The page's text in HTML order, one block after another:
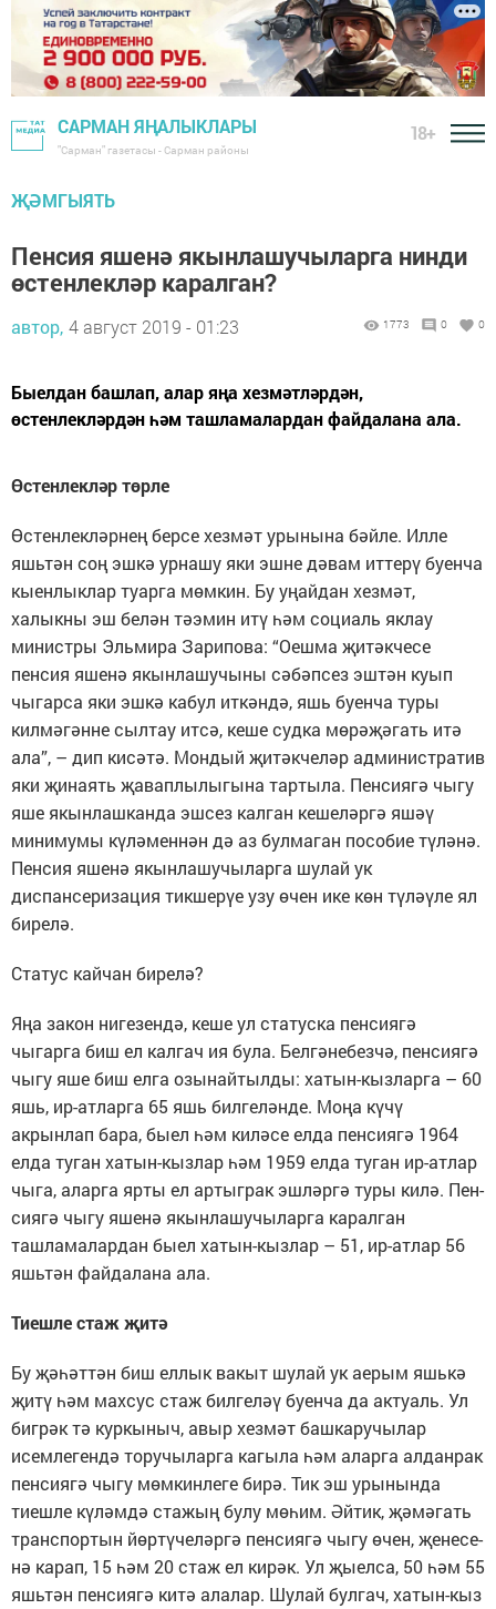
САРМАН ЯҢАЛЫКЛАРЫ
"Сарман" газетасы - Сарман районы
18+
ҖӘМГЫЯТЬ
Пенсия яшенә якынлашучыларга нинди
өстенлекләр каралган?
автор, 4 август 2019 - 01:23 1773 0 0
Быелдан башлап, алар яңа хезмәт­ләр­­дән,
өстенлекләрдән һәм ташламалардан файдалана ала.
Өстенлекләр төрле
Өстенлекләрнең берсе хезмәт урынына бәйле. Илле
яшьтән соң эшкә урнашу яки эшне дәвам ит­терү буенча
кыенлыклар туарга мөмкин. Бу уңайдан хезмәт,
халыкны эш бе­лән тәэмин итү һәм социаль яклау
министры Эльмира Зарипова: “Оеш­ма җитәкчесе
пенсия яшенә якынлашучыны сәбәпсез эш­тән куып
чыгарса яки эшкә кабул иткәндә, яшь буенча туры
килмә­гәнне сылтау итсә, кеше судка мөрәҗәгать итә
ала”, – дип кисәтә. Мондый җи­тәкчеләр административ
яки җи­наять җаваплылыгына тартыла. Пен­сиягә чыгу
яше якынлашканда эшсез калган кешеләргә яшәү
минимумы күләменнән дә аз булмаган пособие түләнә.
Пенсия яшенә якынлашучыларга шулай ук
диспансеризация тикшерүе узу өчен ике көн түләүле ял
бирелә.
Статус кайчан бирелә?
Яңа закон нигезендә, кеше ул статуска пенсиягә
чыгарга биш ел калгач ия була. Белгәнебезчә, пен­сиягә
чыгу яше биш елга озынайтылды: хатын-кызларга – 60
яшь, ир-атларга 65 яшь билгеләнде. Мо­ңа күчү
акрынлап бара, быел һәм киләсе елда пенсиягә 1964
елда туган хатын-кызлар һәм 1959 елда туган ир-атлар
чыга, аларга ярты ел артыграк эшләргә туры килә. Пен­
сиягә чыгу яшенә якынлашучыларга каралган
ташламалардан быел хатын-кызлар – 51, ир-атлар 56
яшьтән файдалана ала.
Тиешле стаж җитә
Бу җәһәттән биш еллык вакыт шулай ук аерым яшькә
җитү һәм махсус стаж билгеләү буенча да актуаль. Ул
бигрәк тә куркыныч, авыр хезмәт башкаручылар
исемлегендә торучыларга кагыла һәм аларга алданрак
пенсиягә чыгу мөмкинлеге бирә. Тик эш урынында
тиешле кү­ләмдә стажың булу мөһим. Әйтик, җәмәгать
транспортын йөртүче­ләр­гә пенсиягә чыгу өчен, җенесе­
нә карап, 15 һәм 20 стаж ел кирәк. Ул җыелса, 50 һәм 55
яшьтән пен­сиягә китә алалар. Шулай булгач, хатын-кыз